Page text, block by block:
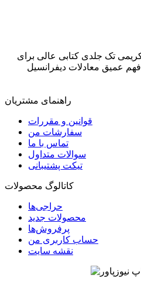
تک جلدی کتابی عالی برای
عمیق معادلات دیفرانسیل
راهنمای مشتریان
قوانین و مقررات
سفارشات من
تماس با ما
سوالات متداول
تیکت پشتیبانی
کاتالوگ محصولات
حراجی‌ها
محصولات جدید
پرفروش‌ها
حساب کاربری من
نقشه سایت